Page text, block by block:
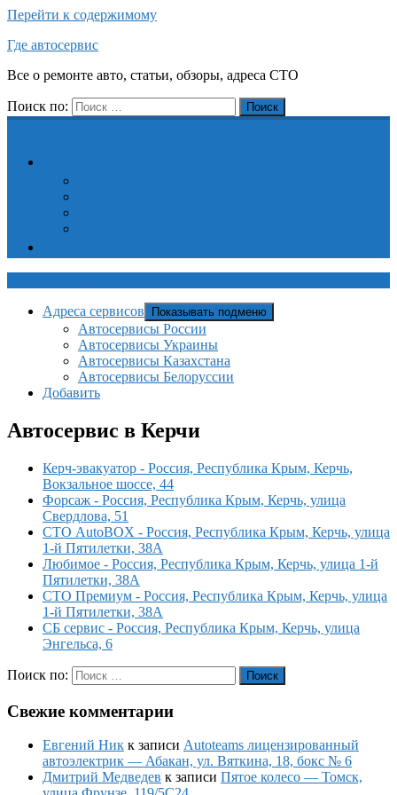
Перейти к содержимому
Где автосервис
Все о ремонте авто, статьи, обзоры, адреса СТО
Поиск по: Поиск
Адреса сервисов Показывать подменю
Автосервисы России
Автосервисы Украины
Автосервисы Казахстана
Автосервисы Белоруссии
Добавить
Автосервис в Керчи
Керч-эвакуатор - Россия, Республика Крым, Керчь,
Вокзальное шоссе, 44
Форсаж - Россия, Республика Крым, Керчь, улица
Свердлова, 51
СТО AutoBOX - Россия, Республика Крым, Керчь, улица
1-й Пятилетки, 38А
Любимое - Россия, Республика Крым, Керчь, улица 1-й
Пятилетки, 38А
СТО Премиум - Россия, Республика Крым, Керчь, улица
1-й Пятилетки, 38А
СБ сервис - Россия, Республика Крым, Керчь, улица
Энгельса, 6
Поиск по: Поиск
Свежие комментарии
Евгений Ник к записи Autoteams лицензированный
автоэлектрик — Абакан, ул. Вяткина, 18, бокс № 6
Дмитрий Медведев к записи Пятое колесо — Томск,